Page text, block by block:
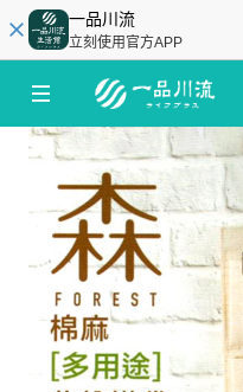
一品川流
立刻使用官方APP